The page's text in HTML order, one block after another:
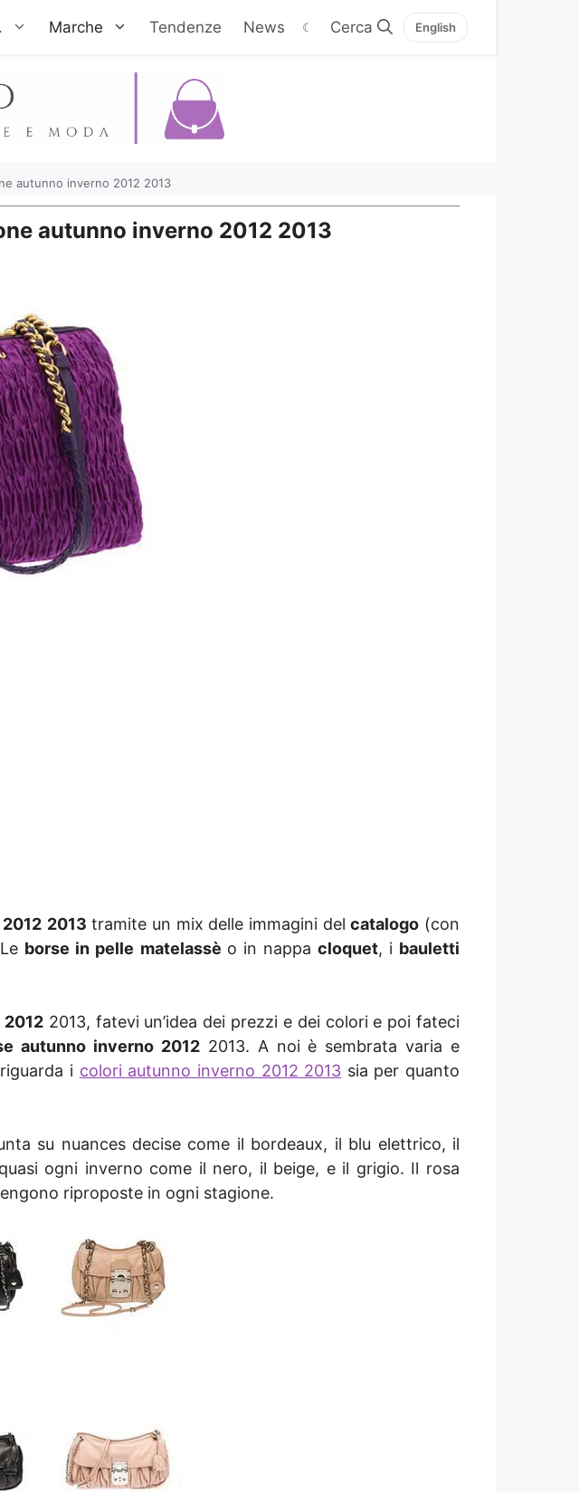
Marche Tendenze News ☾ English
autunno inverno 2012 2013
autunno inverno 2012 2013
2013 tramite un mix delle immagini delcatalogo (con
borse in pelle matelassè o in nappacloquet, i bauletti
2013, fatevi un’idea dei prezzi e dei colori e poi fateci
autunno inverno 2012 2013. A noi è sembrata varia e
i colori autunno inverno 2012 2013 sia per quanto
su nuances decise come il bordeaux, il blu elettrico, il
ogni inverno come il nero, il beige, e il grigio. Il rosa
riproposte in ogni stagione.